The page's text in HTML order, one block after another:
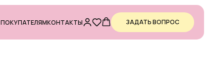
ПОКУПАТЕЛЯМКОНТАКТЫ ЗАДАТЬ ВОПРОС